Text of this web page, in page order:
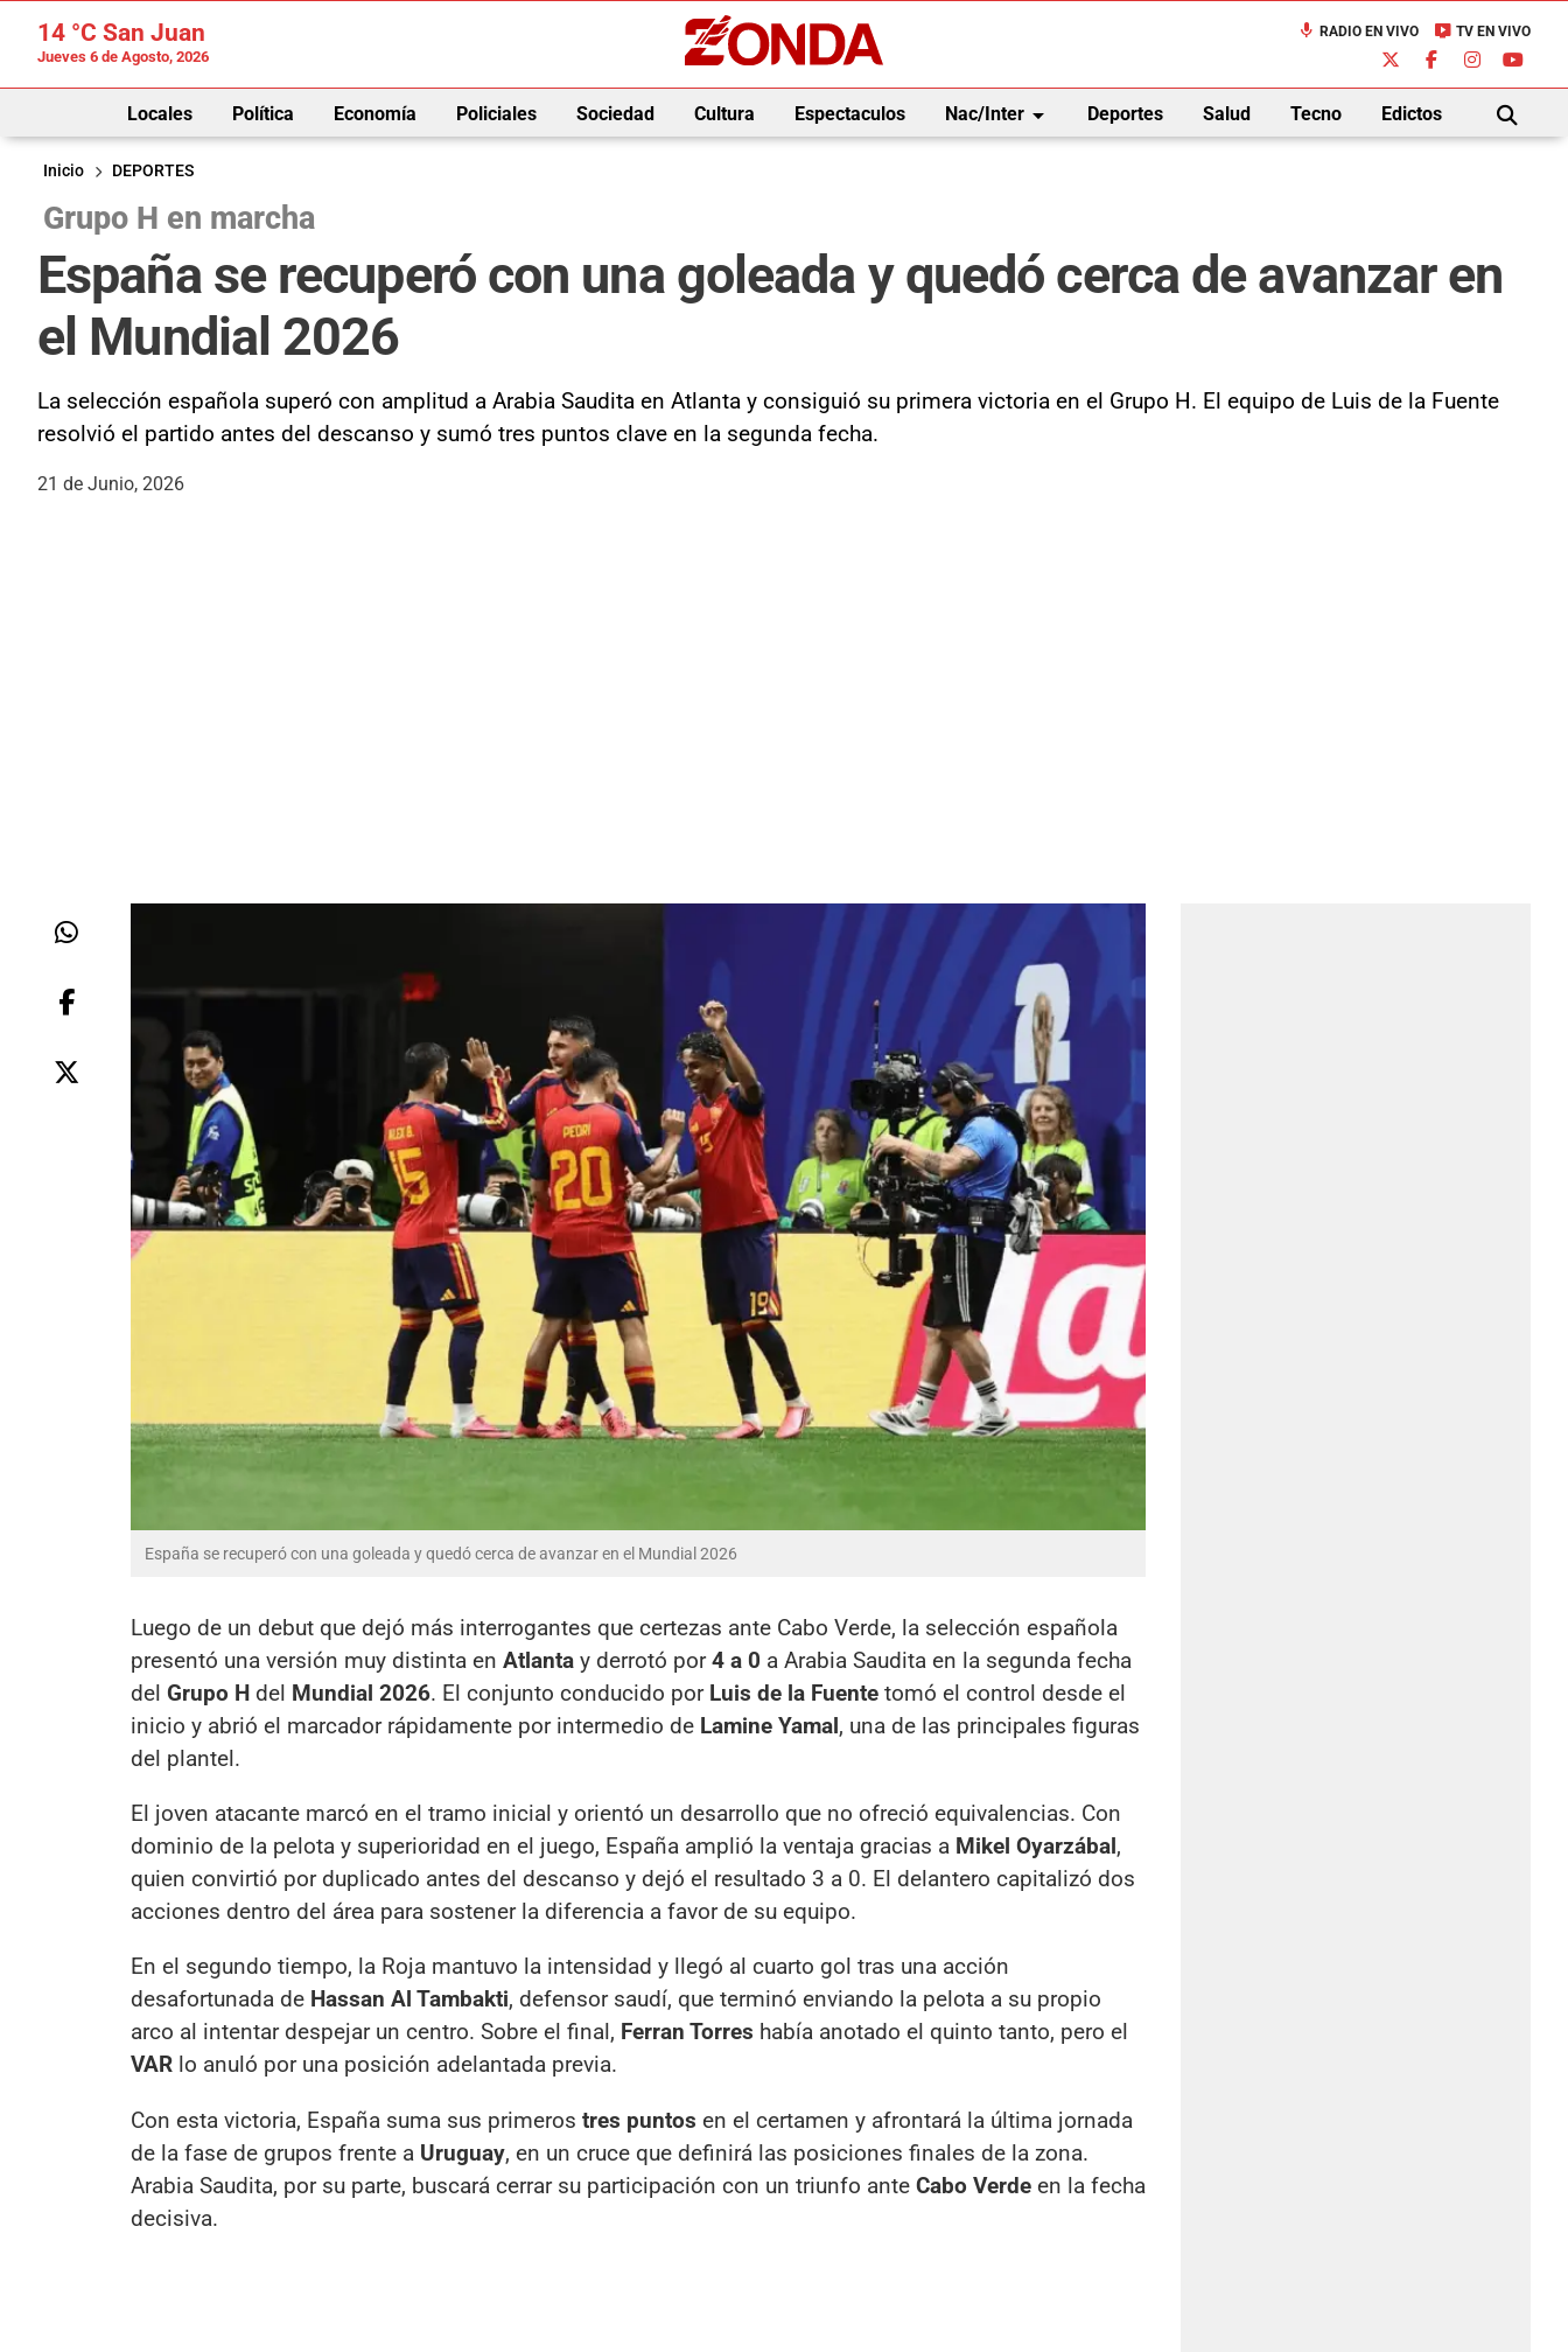
14 °C San Juan
Jueves 6 de Agosto, 2026
mic RADIO EN VIVO live_tv TV EN VIVO
Locales Política Economía Policiales Sociedad Cultura Espectaculos Nac/Interarrow_drop_down Deportes Salud Tecno Edictos
BUSCAR
Inicio
DEPORTES
Grupo H en marcha
España se recuperó con una goleada y quedó cerca de avanzar en
el Mundial 2026
La selección española superó con amplitud a Arabia Saudita en Atlanta y consiguió su primera victoria en el Grupo H. El equipo de Luis de la Fuente
resolvió el partido antes del descanso y sumó tres puntos clave en la segunda fecha.
21 de Junio, 2026
España se recuperó con una goleada y quedó cerca de avanzar en el Mundial 2026
Luego de un debut que dejó más interrogantes que certezas ante Cabo Verde, la selección española
presentó una versión muy distinta en Atlanta y derrotó por4 a 0 a Arabia Saudita en la segunda fecha
del Grupo H del Mundial 2026. El conjunto conducido por Luis de la Fuente tomó el control desde el
inicio y abrió el marcador rápidamente por intermedio de Lamine Yamal, una de las principales figuras
del plantel.
El joven atacante marcó en el tramo inicial y orientó un desarrollo que no ofreció equivalencias. Con
dominio de la pelota y superioridad en el juego, España amplió la ventaja gracias a Mikel Oyarzábal,
quien convirtió por duplicado antes del descanso y dejó el resultado 3 a 0. El delantero capitalizó dos
acciones dentro del área para sostener la diferencia a favor de su equipo.
En el segundo tiempo, la Roja mantuvo la intensidad y llegó al cuarto gol tras una acción
desafortunada de Hassan Al Tambakti, defensor saudí, que terminó enviando la pelota a su propio
arco al intentar despejar un centro. Sobre el final, Ferran Torres había anotado el quinto tanto, pero el
VAR lo anuló por una posición adelantada previa.
Con esta victoria, España suma sus primeros tres puntos en el certamen y afrontará la última jornada
de la fase de grupos frente a Uruguay, en un cruce que definirá las posiciones finales de la zona.
Arabia Saudita, por su parte, buscará cerrar su participación con un triunfo ante Cabo Verde en la fecha
decisiva.